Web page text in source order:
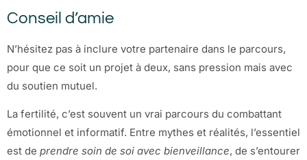
Conseil d’amie
N’hésitez pas à inclure votre partenaire dans le parcours,
pour que ce soit un projet à deux, sans pression mais avec
du soutien mutuel.
La fertilité, c’est souvent un vrai parcours du combattant
émotionnel et informatif. Entre mythes et réalités, l’essentiel
est de prendre soin de soi avec bienveillance, de s’entourer